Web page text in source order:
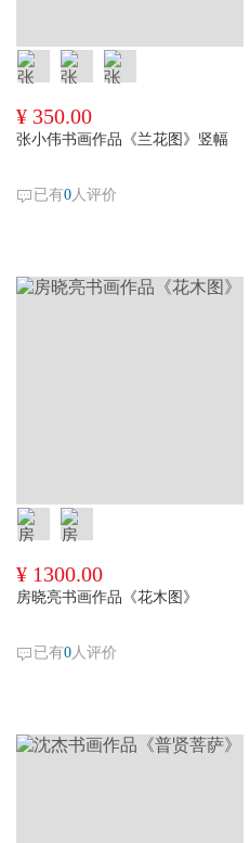
¥ 350.00
张小伟书画作品《兰花图》竖幅
已有0人评价
¥ 1300.00
房晓亮书画作品《花木图》
已有0人评价